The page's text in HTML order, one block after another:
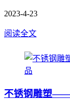
2023-4-23
阅读全文
不锈钢雕塑——